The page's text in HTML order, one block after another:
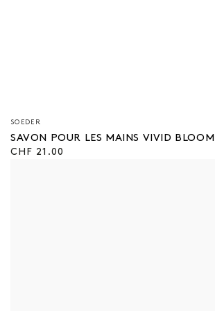
Vendeur/vendeuse
:
SOEDER
SAVON POUR LES MAINS VIVID BLOOM
Prix
CHF 21.00